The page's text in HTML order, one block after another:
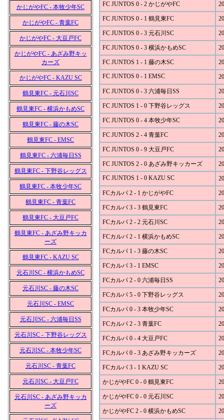
かじがやFC - 本牧少年SC
かじがやFC - 青葉FC
かじがやFC - 大豆戸FC
かじがやFC - あざみ野キッ
カーズ
かじがやFC - KAZU SC
鶴見東FC - 元石川SC
鶴見東FC - 横浜かもめSC
鶴見東FC - 藤の木SC
鶴見東FC - EMSC
鶴見東FC - 六浦毎日SS
鶴見東FC - 下野谷レッグス
鶴見東FC - 本牧少年SC
鶴見東FC - 青葉FC
鶴見東FC - 大豆戸FC
鶴見東FC - あざみ野キッカ
ーズ
鶴見東FC - KAZU SC
元石川SC - 横浜かもめSC
元石川SC - 藤の木SC
元石川SC - EMSC
元石川SC - 六浦毎日SS
元石川SC - 下野谷レッグス
元石川SC - 本牧少年SC
元石川SC - 青葉FC
元石川SC - 大豆戸FC
元石川SC - あざみ野キッカ
ーズ
FC JUNTOS 0 - 2 かじがやFC
FC JUNTOS 0 - 1 鶴見東FC
FC JUNTOS 0 - 3 元石川SC
FC JUNTOS 0 - 3 横浜かもめSC
FC JUNTOS 1 - 1 藤の木SC
FC JUNTOS 0 - 1 EMSC
FC JUNTOS 0 - 3 六浦毎日SS
FC JUNTOS 1 - 0 下野谷レッグス
FC JUNTOS 0 - 4 本牧少年SC
FC JUNTOS 2 - 4 青葉FC
FC JUNTOS 0 - 9 大豆戸FC
FC JUNTOS 2 - 0 あざみ野キッカーズ
FC JUNTOS 1 - 0 KAZU SC
FCカルパ 2 - 1 かじがやFC
FCカルパ 3 - 3 鶴見東FC
FCカルパ 2 - 2 元石川SC
FCカルパ 2 - 1 横浜かもめSC
FCカルパ 1 - 3 藤の木SC
FCカルパ 3 - 1 EMSC
FCカルパ 2 - 0 六浦毎日SS
FCカルパ 5 - 0 下野谷レッグス
FCカルパ 0 - 3 本牧少年SC
FCカルパ 2 - 3 青葉FC
FCカルパ 0 - 4 大豆戸FC
FCカルパ 0 - 3 あざみ野キッカーズ
FCカルパ 3 - 1 KAZU SC
かじがやFC 0 - 0 鶴見東FC
かじがやFC 0 - 0 元石川SC
かじがやFC 2 - 0 横浜かもめSC